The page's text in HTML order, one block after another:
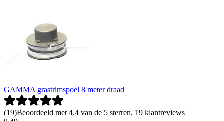
GAMMA grastrimspoel 8 meter draad
(19)Beoordeeld met 4.4 van de 5 sterren, 19 klantreviews